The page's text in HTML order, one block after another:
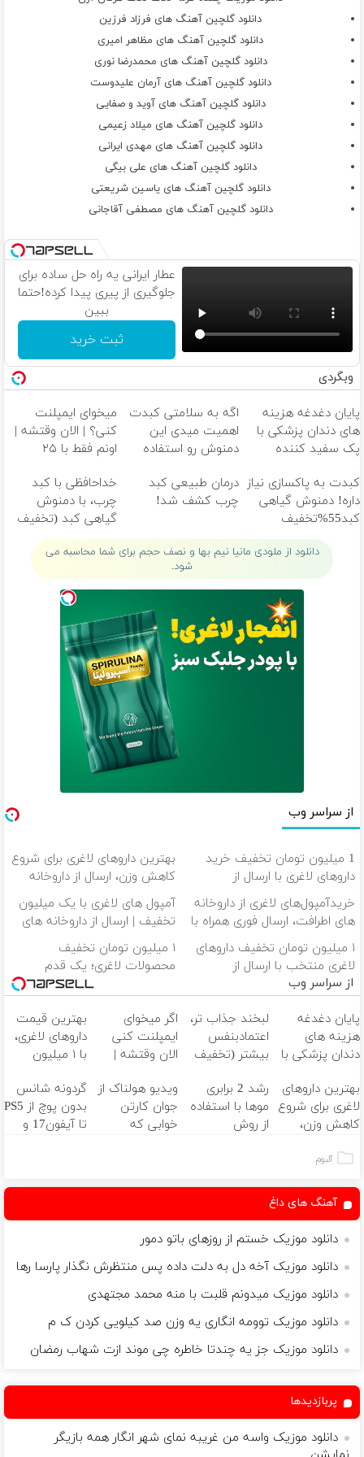
منو باش تو دلم میگفتم خوبه حالم که خندوندمت
تو سرم همه جا کشوندمت نرقصیدم رقصوندنت
آره نبودم واسه همه بودم واسه خودم نبودم
بیا رو راست باشیم باهم
تو این شبایی که ندارمت چقد قدم طلب کارم ازت
صدا میزد‌ برم نگاه کنم فقط
می‌خوام واست بگم ولی هلم میدن عقب
من حریفت نمیشم زورت زیاده تو بدنم
سرتاپام توو گچه بس که تصادفی بودم
من هرجا پا گذاشتم همه تصادفی بودن
یه جوری دوری نزدیکم شی نمیرسه زورم
به تو به هرکی شکل توئه تصادفی اونم
من همیشه کم بودم نگو نبودم
دندون لق بودم نگو نبودم
یه میخ کج بودم نگو نبودم
نبودی من بودم نگو نبودم
دانلود گلچین آهنگ های فرزاد فرزین
دانلود گلچین آهنگ های مظاهر امیری
دانلود گلچین آهنگ های محمدرضا نوری
دانلود گلچین آهنگ های آرمان علیدوست
دانلود گلچین آهنگ های آوید و صفایی
دانلود گلچین آهنگ های میلاد زعیمی
دانلود گلچین آهنگ های مهدی ایرانی
دانلود گلچین آهنگ های علی بیگی
دانلود گلچین آهنگ های یاسین شریعتى
دانلود گلچین آهنگ های مصطفی آقاجانی
عطار ایرانی یه راه حل ساده برای
جلوگیری از پیری پیدا کرده!حتما
ببین
ثبت خرید
وبگردی
پایان دغدغه هزینه
های دندان پزشکی با
پک سفید کننده
اگه به سلامتی کبدت
اهمیت میدی این
دمنوش رو استفاده
میخوای ایمپلنت
کنی؟ | الان وقتشه |
اونم فقط با ۲۵
کبدت به پاکسازی نیاز
داره! دمنوش گیاهی
کبد55%تخفیف
درمان طبیعی کبد
چرب کشف شد!
خداحافظی با کبد
چرب، با دمنوش
گیاهی کبد (تخفیف
ویژه امروز)
دانلود از ملودی مانیا نیم بها و نصف حجم برای شما محاسبه می
شود.
از سراسر وب
1 میلیون تومان تخفیف خرید
داروهای لاغری با ارسال از
داروخانه و پک یخ!
بهترین داروهای لاغری برای شروع
کاهش وزن، ارسال از داروخانه
های نزدیکت!
خریدآمپول‌های لاغری از داروخانه
های اطرافت، ارسال فوری همراه با
پک یخ!
آمپول های لاغری با یک میلیون
تخفیف | ارسال از داروخانه های
معتبر
۱ میلیون تومان تخفیف داروهای
لاغری منتخب با ارسال از
داروخانه نزدیکت
۱ میلیون تومان تخفیف
محصولات لاغری؛ یک قدم
نزدیک‌تر به شروع کاهش وزن
از سراسر وب
پایان دغدغه
هزینه های
دندان پزشکی با
کننده خانگی
لبخند جذاب تر،
اعتمادبنفس
بیشتر (تخفیف
اگر میخوای
ایمپلنت کنی
الان وقتشه |
میلیون تومان!!!
بهترین قیمت
داروهای لاغری،
با ۱ میلیون
از داروخانه‌
بهترین داروهای
لاغری برای شروع
کاهش وزن،
های نزدیکت!
رشد 2 برابری
موها با استفاده
از روش
ویدیو هولناک از
جوان کارتن
خوابی که
گردونه شانس
بدون پوچ از PS5
تا آیفون17 و
آلبوم
آهنگ های داغ
دانلود موزیک خستم از روزهای باتو دمور
دانلود موزیک آخه دل به دلت داده پس منتظرش نگذار پارسا رها
دانلود موزیک میدونم قلبت با منه محمد مجتهدی
دانلود موزیک توومه انگاری یه وزن صد کیلویی کردن ک م
دانلود موزیک جز یه چندتا خاطره چی موند ازت شهاب رمضان
پربازدیدها
دانلود موزیک واسه من غریبه نمای شهر انگار همه بازیگر